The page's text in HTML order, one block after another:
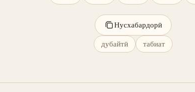
Нусхабардорӣ
дубайтӣ табиат